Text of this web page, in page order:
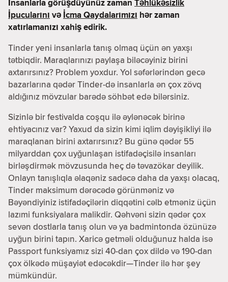
İnsanlarla görüşdüyünüz zaman Təhlükəsizlik
İpucularını və İcma Qaydalarımızı hər zaman
xatırlamanızı xahiş edirik.
Tinder yeni insanlarla tanış olmaq üçün ən yaxşı
tətbiqdir. Maraqlarınızı paylaşa biləcəyiniz birini
axtarırsınız? Problem yoxdur. Yol səfərlərindən gecə
bazarlarına qədər Tinder-də insanlarla ən çox zövq
aldığınız mövzular barədə söhbət edə bilərsiniz.
Sizinlə bir festivalda coşqu ilə əylənəcək birinə
ehtiyacınız var? Yaxud da sizin kimi iqlim dəyişikliyi ilə
maraqlanan birini axtarırsınız? Bu günə qədər 55
milyarddan çox uyğunlaşan istifadəçisilə insanları
birləşdirmək mövzusunda heç də təvazökar deyilik.
Onlayn tanışlıqla əlaqəniz sadəcə daha da yaxşı olacaq,
Tinder maksimum dərəcədə görünməniz və
Bəyəndiyiniz istifadəçilərin diqqətini cəlb etməniz üçün
lazımi funksiyalara malikdir. Qəhvəni sizin qədər çox
sevən dostlarla tanış olun və ya badmintonda özünüzə
uyğun birini tapın. Xaricə getməli olduğunuz halda isə
Passport funksiyamız sizi 40-dan çox dildə və 190-dan
çox ölkədə müşayiət edəcəkdir—Tinder ilə hər şey
mümkündür.